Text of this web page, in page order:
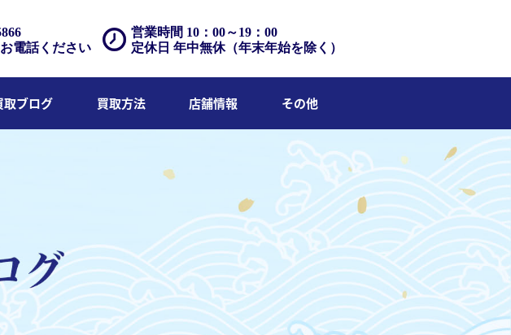
営業時間 10：00～19：00
定休日 年中無休（年末年始を除く）
電話ください
取ブログ 買取方法 店舗情報 その他